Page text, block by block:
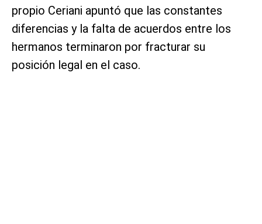
propio Ceriani apuntó que las constantes
diferencias y la falta de acuerdos entre los
hermanos terminaron por fracturar su
posición legal en el caso.